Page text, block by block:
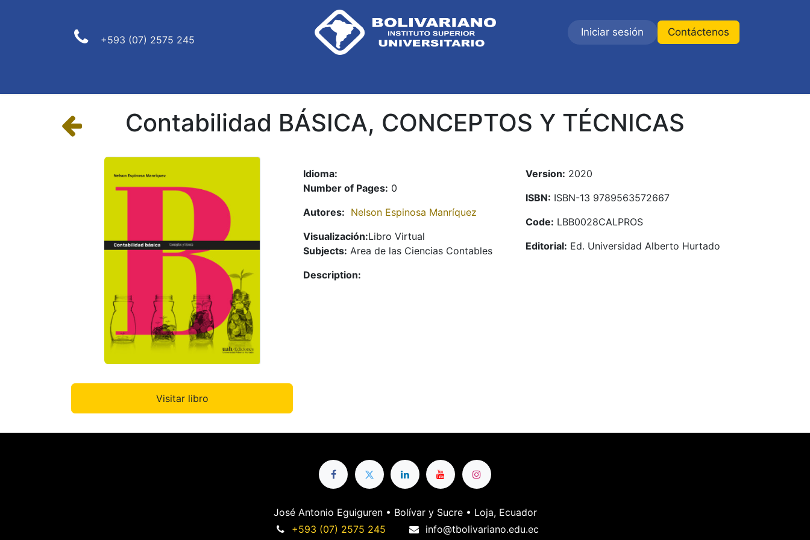
+593 (07) 2575 245
Iniciar sesión Contáctenos
Contabilidad BÁSICA, CONCEPTOS Y TÉCNICAS
Visitar libro
Idioma:
Number of Pages: 0
Autores: Nelson Espinosa Manríquez
Visualización:Libro Virtual
Subjects: Area de las Ciencias Contables
Version: 2020
ISBN: ISBN-13 9789563572667
Code: LBB0028CALPROS
Editorial: Ed. Universidad Alberto Hurtado
Description:
José Antonio Eguiguren • Bolívar y Sucre • Loja, Ecuador
+593 (07) 2575 245
info@tbolivariano.edu.ec